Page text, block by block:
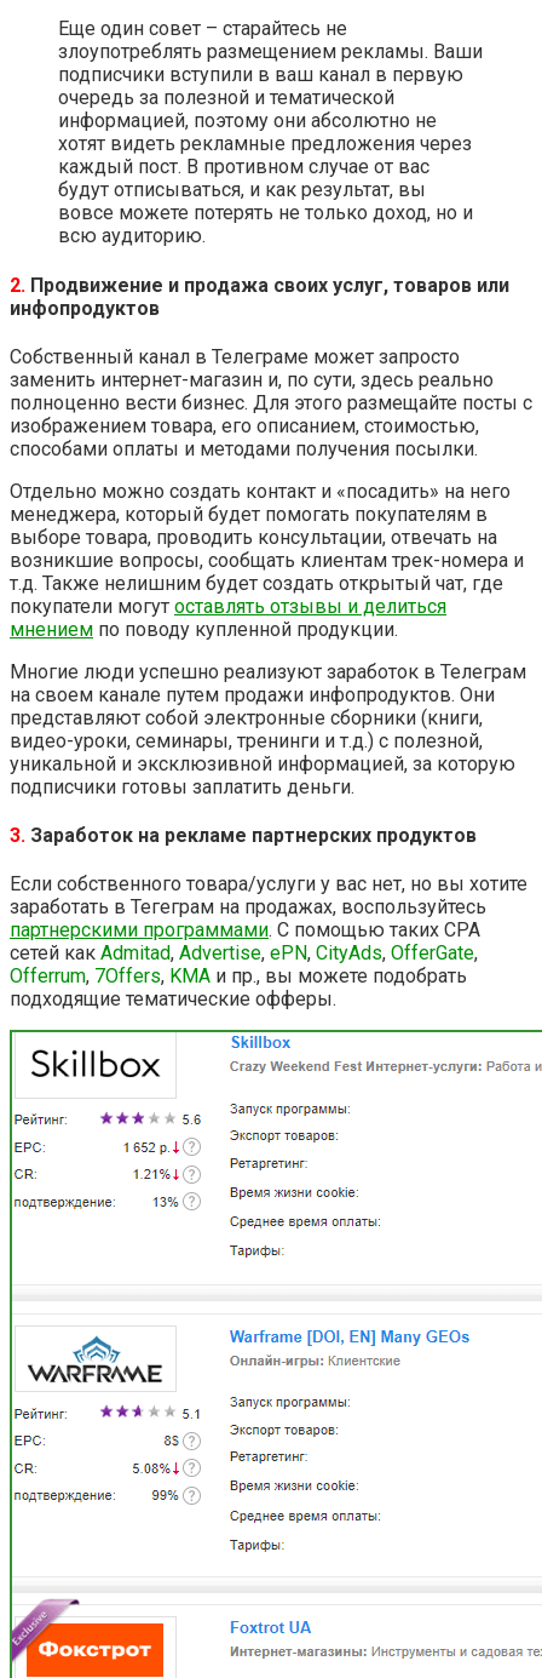
Еще один совет – старайтесь не
злоупотреблять размещением рекламы. Ваши
подписчики вступили в ваш канал в первую
очередь за полезной и тематической
информацией, поэтому они абсолютно не
хотят видеть рекламные предложения через
каждый пост. В противном случае от вас
будут отписываться, и как результат, вы
вовсе можете потерять не только доход, но и
всю аудиторию.
2. Продвижение и продажа своих услуг, товаров или
инфопродуктов
Собственный канал в Телеграме может запросто
заменить интернет-магазин и, по сути, здесь реально
полноценно вести бизнес. Для этого размещайте посты с
изображением товара, его описанием, стоимостью,
способами оплаты и методами получения посылки.
Отдельно можно создать контакт и «посадить» на него
менеджера, который будет помогать покупателям в
выборе товара, проводить консультации, отвечать на
возникшие вопросы, сообщать клиентам трек-номера и
т.д. Также нелишним будет создать открытый чат, где
покупатели могут оставлять отзывы и делиться
мнением по поводу купленной продукции.
Многие люди успешно реализуют заработок в Телеграм
на своем канале путем продажи инфопродуктов. Они
представляют собой электронные сборники (книги,
видео-уроки, семинары, тренинги и т.д.) с полезной,
уникальной и эксклюзивной информацией, за которую
подписчики готовы заплатить деньги.
3. Заработок на рекламе партнерских продуктов
Если собственного товара/услуги у вас нет, но вы хотите
заработать в Тегеграм на продажах, воспользуйтесь
партнерскими программами. С помощью таких СРА
сетей как Admitad, Advertise, ePN, CityAds, OfferGate,
Offerrum, 7Offers, KMA и пр., вы можете подобрать
подходящие тематические офферы.